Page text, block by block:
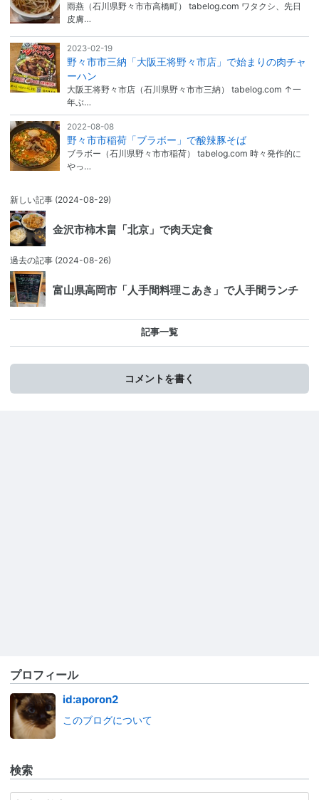
雨燕（石川県野々市市高橋町） tabelog.com ワタクシ、先日
皮膚…
2023-02-19
野々市市三納「大阪王将野々市店」で始まりの肉チャ
ーハン
大阪王将野々市店（石川県野々市市三納） tabelog.com ↑一
年ぶ…
2022-08-08
野々市市稲荷「ブラボー」で酸辣豚そば
ブラボー（石川県野々市市稲荷） tabelog.com 時々発作的に
やっ…
新しい記事 (2024-08-29)
金沢市柿木畠「北京」で肉天定食
過去の記事 (2024-08-26)
富山県高岡市「人手間料理こあき」で人手間ランチ
記事一覧
コメントを書く
プロフィール
id:aporon2
このブログについて
検索